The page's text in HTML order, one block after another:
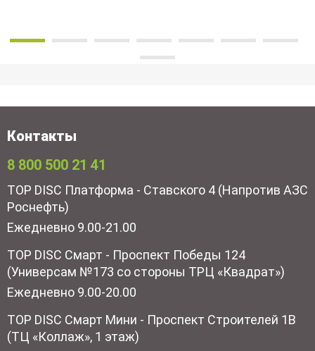
Контакты
8 800 500 21 41
TOP DISC Платформа - Ставского 4 (Напротив АЗС
Роснефть)
Ежедневно 9.00-21.00
TOP DISC Смарт - Проспект Победы 124
(Универсам №173 со стороны ТРЦ «Квадрат»)
Ежедневно 9.00-20.00
TOP DISC Смарт Мини - Проспект Строителей 1В
(ТЦ «Коллаж», 1 этаж)